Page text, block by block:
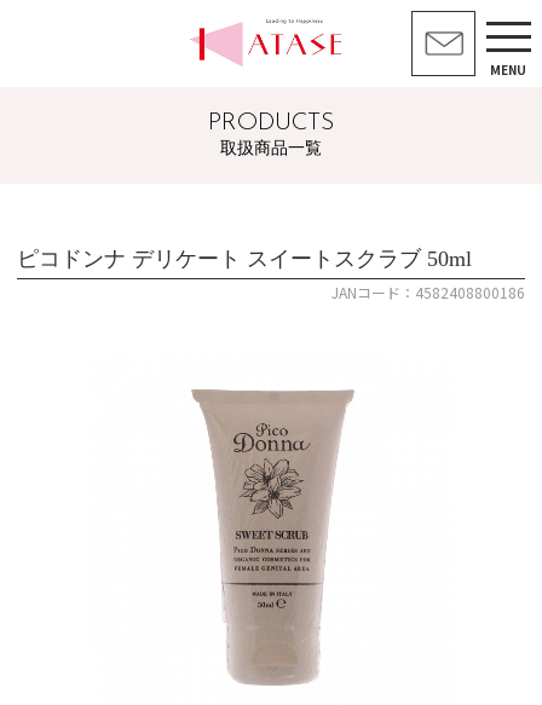
MENU
PRODUCTS
取扱商品一覧
ピコドンナ デリケート スイートスクラブ 50ml
JANコード：4582408800186